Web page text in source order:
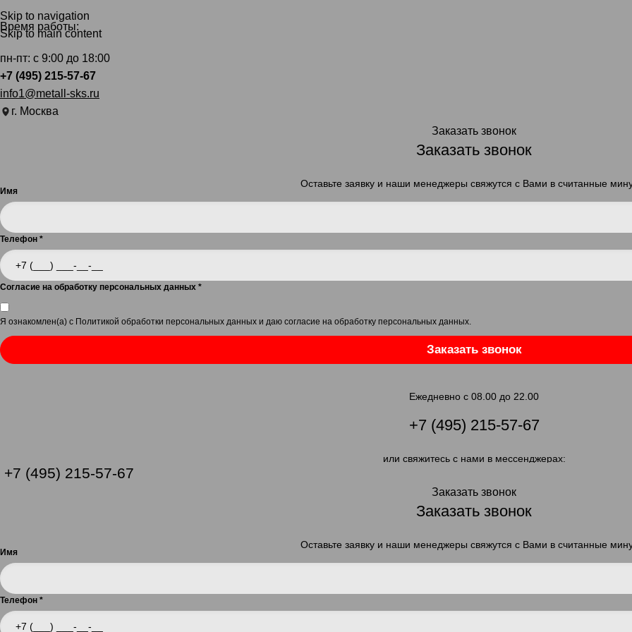
Skip to navigation
Skip to main content
Время работы:
пн-пт: с 9:00 до 18:00
+7 (495) 215-57-67
info1@metall-sks.ru
г. Москва
Заказать звонок
Заказать звонок
Оставьте заявку и наши менеджеры свяжутся с Вами в считанные
Имя
Телефон *
Согласие на обработку персональных данных *
Я ознакомлен(а) с Политикой обработки персональных данных и даю согласие на обработку персональных данных
Заказать звонок
Ежедневно с 08.00 до 22.00
+7 (495) 215-57-67
или свяжитесь с нами в мессенджерах:
+7 (495) 215-57-67
Заказать звонок
Заказать звонок
Оставьте заявку и наши менеджеры свяжутся с Вами в считанные
Имя
Телефон *